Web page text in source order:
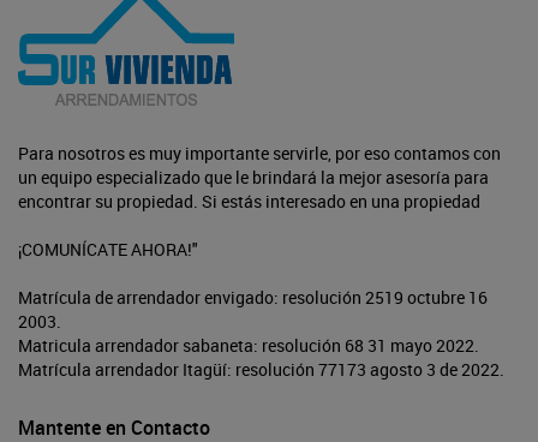
Para nosotros es muy importante servirle, por eso contamos con
un equipo especializado que le brindará la mejor asesoría para
encontrar su propiedad. Si estás interesado en una propiedad
¡COMUNÍCATE AHORA!"
Matrícula de arrendador envigado: resolución 2519 octubre 16
2003.
Matricula arrendador sabaneta: resolución 68 31 mayo 2022.
Matrícula arrendador Itagüí: resolución 77173 agosto 3 de 2022.
Mantente en Contacto